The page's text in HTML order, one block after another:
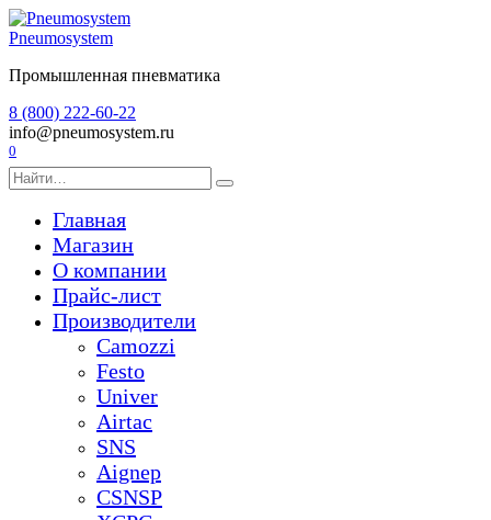
Перейти
к
Pneumosystem
Промышленная пневматика
8 (800) 222-60-22
info@pneumosystem.ru
0
Search
for:
Главная
Магазин
О компании
Прайс-лист
Производители
Camozzi
Festo
Univer
Airtac
SNS
Aignep
CSNSP